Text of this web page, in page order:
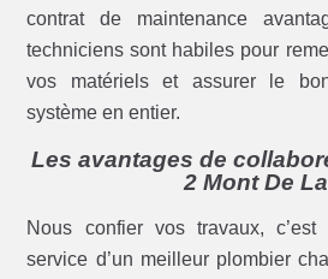
contrat de maintenance
techniciens sont habiles pour
vos matériels et assurer le
système en entier.
Les avantages de
2 Mont De
Nous confier vos travaux,
service d’un meilleur plombier